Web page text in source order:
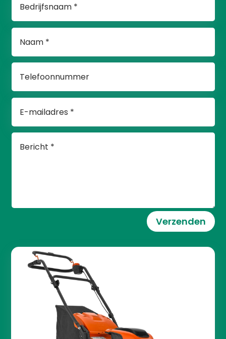
Verzenden